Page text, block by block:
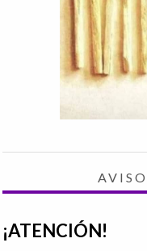
¡ATENCIÓN!